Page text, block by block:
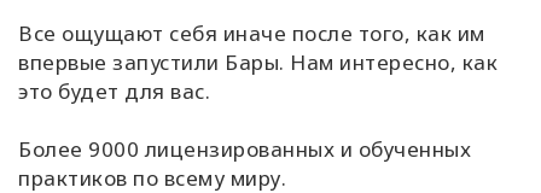
Все ощущают себя иначе после того, как им
впервые запустили Бары. Нам интересно, как
это будет для вас.
Более 9000 лицензированных и обученных
практиков по всему миру.